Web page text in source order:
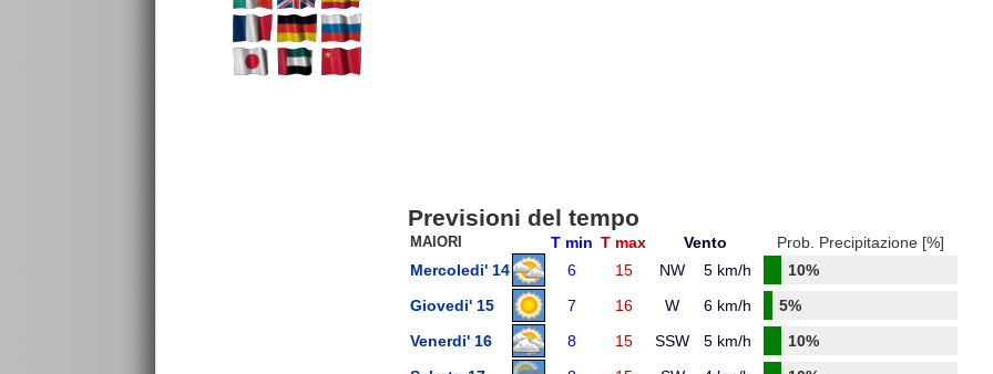
Previsioni del tempo
MAIORI T min T max Vento
Prob. Precipitazione [%]
Mercoledi' 14
6 15 NW 5 km/h
10%
Giovedi' 15
7 16 W 6 km/h
5%
Venerdi' 16
8 15 SSW 5 km/h
10%